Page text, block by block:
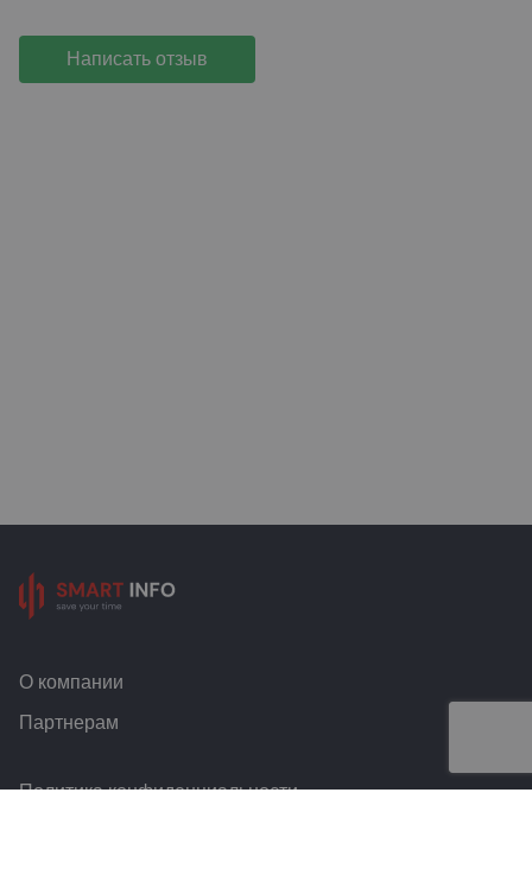
Написать отзыв
О компании
Партнерам
Политика конфиденциальности